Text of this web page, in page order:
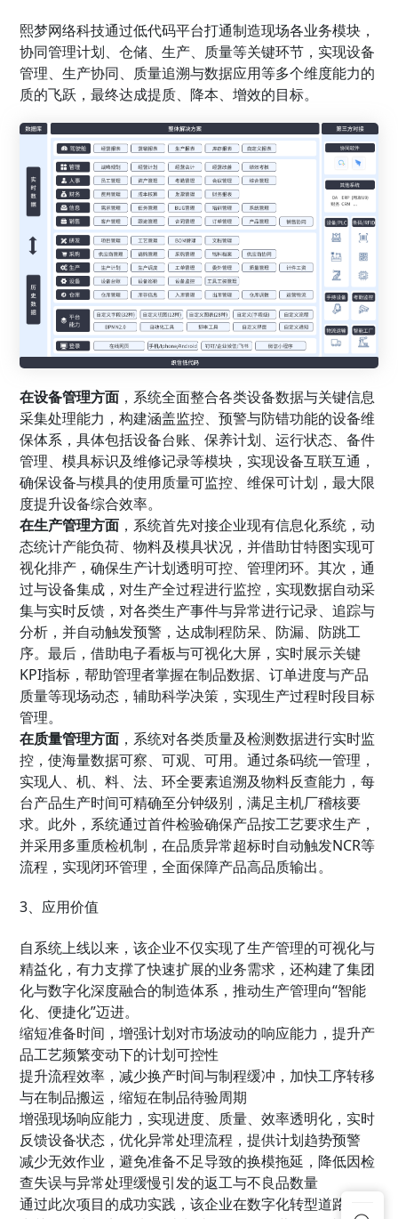
熙梦网络科技通过低代码平台打通制造现场各业务模块，
协同管理计划、仓储、生产、质量等关键环节，实现设备
管理、生产协同、质量追溯与数据应用等多个维度能力的
质的飞跃，最终达成提质、降本、增效的目标。
在设备管理方面 ，系统全面整合各类设备数据与关键信息
采集处理能力，构建涵盖监控、预警与防错功能的设备维
保体系，具体包括设备台账、保养计划、运行状态、备件
管理、模具标识及维修记录等模块，实现设备互联互通，
确保设备与模具的使用质量可监控、维保可计划，最大限
度提升设备综合效率。
在生产管理方面 ，系统首先对接企业现有信息化系统，动
态统计产能负荷、物料及模具状况，并借助甘特图实现可
视化排产，确保生产计划透明可控、管理闭环。其次，通
过与设备集成，对生产全过程进行监控，实现数据自动采
集与实时反馈，对各类生产事件与异常进行记录、追踪与
分析，并自动触发预警，达成制程防呆、防漏、防跳工
序。最后，借助电子看板与可视化大屏，实时展示关键
KPI指标，帮助管理者掌握在制品数据、订单进度与产品
质量等现场动态，辅助科学决策，实现生产过程时段目标
管理。
在质量管理方面 ，系统对各类质量及检测数据进行实时监
控，使海量数据可察、可观、可用。通过条码统一管理，
实现人、机、料、法、环全要素追溯及物料反查能力，每
台产品生产时间可精确至分钟级别，满足主机厂稽核要
求。此外，系统通过首件检验确保产品按工艺要求生产，
并采用多重质检机制，在品质异常超标时自动触发NCR等
流程，实现闭环管理，全面保障产品高品质输出。
3、应用价值
自系统上线以来，该企业不仅实现了生产管理的可视化与
精益化，有力支撑了快速扩展的业务需求，还构建了集团
化与数字化深度融合的制造体系，推动生产管理向“智能
化、便捷化”迈进。
缩短准备时间，增强计划对市场波动的响应能力，提升产
品工艺频繁变动下的计划可控性
提升流程效率，减少换产时间与制程缓冲，加快工序转移
与在制品搬运，缩短在制品待验周期
增强现场响应能力，实现进度、质量、效率透明化，实时
反馈设备状态，优化异常处理流程，提供计划趋势预警
减少无效作业，避免准备不足导致的换模拖延，降低因检
查失误与异常处理缓慢引发的返工与不良品数量
通过此次项目的成功实践，该企业在数字化转型道路上迈